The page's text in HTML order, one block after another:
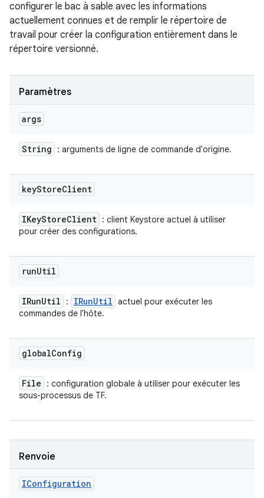
configurer le bac à sable avec les informations
actuellement connues et de remplir le répertoire de
travail pour créer la configuration entièrement dans le
répertoire versionné.
Paramètres
args
String : arguments de ligne de commande d'origine.
keyStoreClient
IKeyStoreClient : client Keystore actuel à utiliser
pour créer des configurations.
runUtil
IRunUtil : IRunUtil actuel pour exécuter les
commandes de l'hôte.
globalConfig
File
: configuration globale à utiliser pour exécuter les
sous-processus de TF.
Renvoie
IConfiguration